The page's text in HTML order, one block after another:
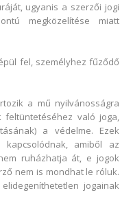
ugyanis a szerzői jogi
megközelítése miatt
fel, személyhez fűződő
a mű nyilvánosságra
való joga,
a védelme. Ezek
amiből az
ruházhatja át, e jogok
nem is mondhat le róluk.
jogainak